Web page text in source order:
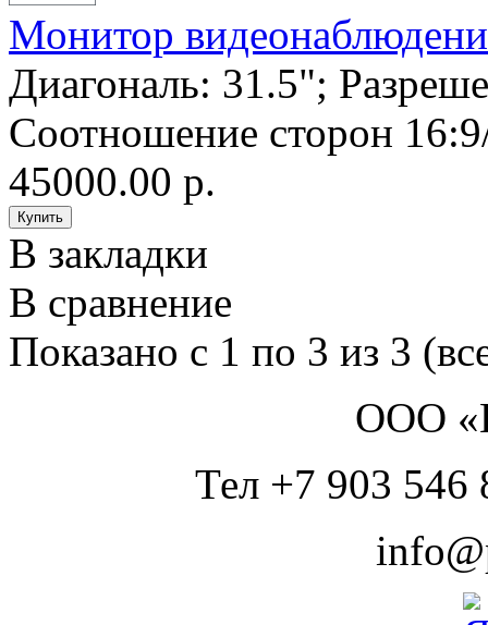
Монитор
Диагональ: 31.5";
Соотношение сторон
45000.00 р.
В закладки
В сравнение
Показано с 1 по 3 из 3
ООО
Тел +7 903 546